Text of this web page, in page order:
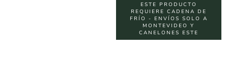
ESTE PRODUCTO
REQUIERE CADENA DE
FRÍO - ENVÍOS SOLO A
MONTEVIDEO Y
CANELONES ESTE